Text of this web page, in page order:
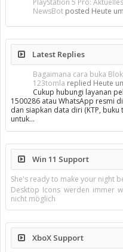
PlayStation 5 Pro:
NewsBot posted Heute
Latest Replies
Bagaimana cara buka
123tomla replied Heute
Cukup hubungi layanan
1500286 atau WhatsApp resmi
dan siapkan data diri (KTP,
untuk…
Win 11 Support
She's ready to make your night
Desktop Icons werden immer
nicht möglich
XboX Support